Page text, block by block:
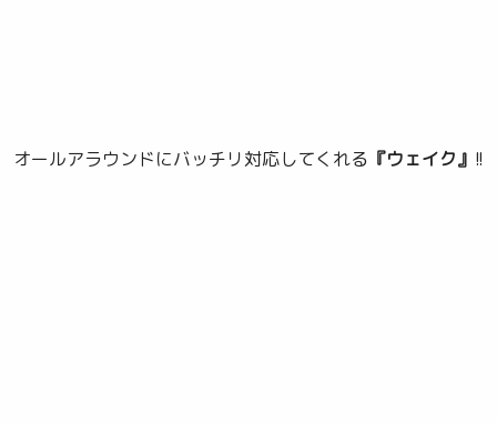
オールアラウンドにバッチリ対応してくれる 『ウェイク』 !!